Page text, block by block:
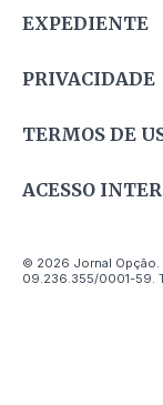
EXPEDIENTE
PRIVACIDADE
TERMOS DE
ACESSO
© 2026 Jornal Opção.
09.236.355/0001-59.